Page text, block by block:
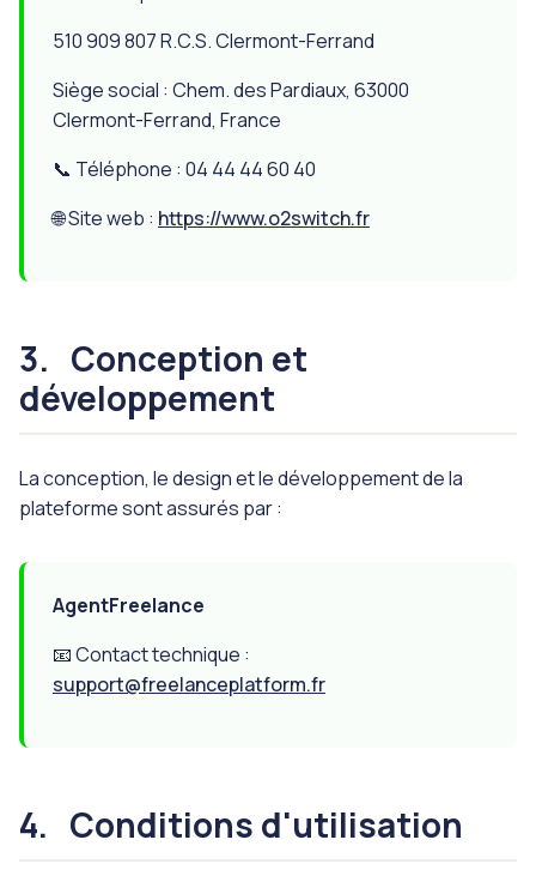
510 909 807 R.C.S. Clermont-Ferrand
Siège social : Chem. des Pardiaux, 63000
Clermont-Ferrand, France
📞 Téléphone : 04 44 44 60 40
🌐 Site web : https://www.o2switch.fr
3. Conception et
développement
La conception, le design et le développement de la
plateforme sont assurés par :
AgentFreelance
📧 Contact technique :
support@freelanceplatform.fr
4. Conditions d'utilisation